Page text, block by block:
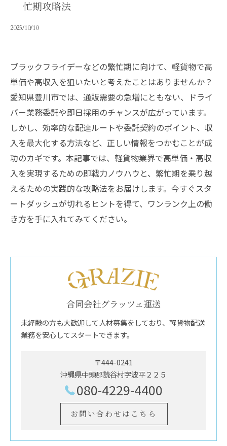
忙期攻略法
2025/10/10
ブラックフライデーなどの繁忙期に向けて、軽貨物で高
単価や高収入を狙いたいと考えたことはありませんか？
愛知県豊川市では、通販需要の急増にともない、ドライ
バー業務委託や即日採用のチャンスが広がっています。
しかし、効率的な配達ルートや委託契約のポイント、収
入を最大化する方法など、正しい情報をつかむことが成
功のカギです。本記事では、軽貨物業界で高単価・高収
入を実現するための即戦力ノウハウと、繁忙期を乗り越
えるための実践的な攻略法をお届けします。今すぐスタ
ートダッシュが切れるヒントを得て、ワンランク上の働
き方を手に入れてみてください。
合同会社グラッツェ運送
未経験の方も大歓迎して人材募集をしており、軽貨物配送
業務を安心してスタートできます。
〒444-0241
沖縄県中頭郡読谷村字波平２２５
080-4229-4400
お問い合わせはこちら